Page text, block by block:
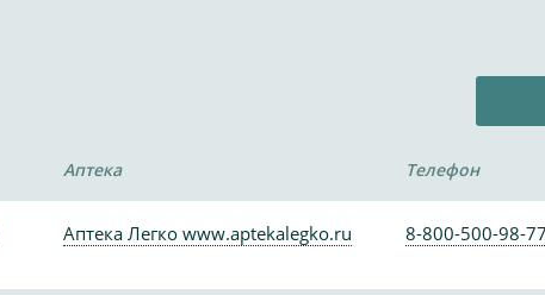
Аптека Телефон
Аптека Легко www.aptekalegko.ru 8-800-500-98-77